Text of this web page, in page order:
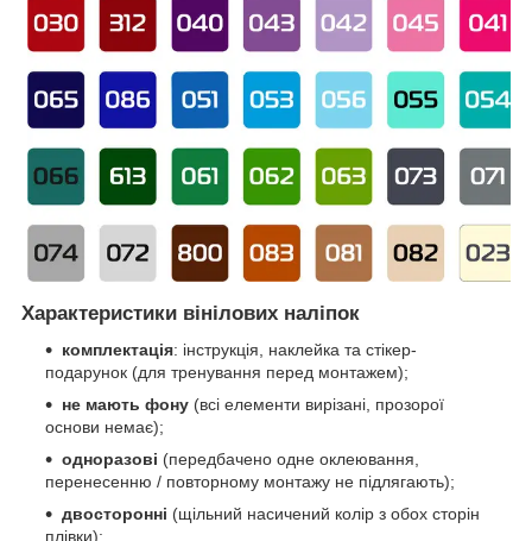
Характеристики вінілових наліпок
комплектація: інструкція, наклейка та стікер-
подарунок (для тренування перед монтажем);
не мають фону (всі елементи вирізані, прозорої
основи немає);
одноразові (передбачено одне оклеювання,
перенесенню / повторному монтажу не підлягають);
двосторонні (щільний насичений колір з обох сторін
плівки);